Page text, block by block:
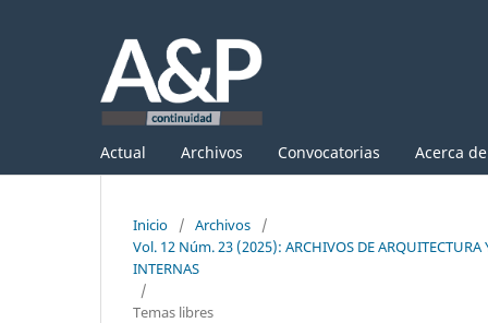
Actual Archivos Convocatorias Acerca de
Inicio / Archivos
/
Vol. 12 Núm. 23 (2025): ARCHIVOS DE
INTERNAS
/
Temas libres